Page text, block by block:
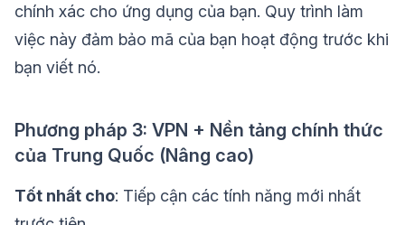
chính xác cho ứng dụng của bạn. Quy trình làm
việc này đảm bảo mã của bạn hoạt động trước khi
bạn viết nó.
Phương pháp 3: VPN + Nền tảng chính thức
của Trung Quốc (Nâng cao)
Tốt nhất cho: Tiếp cận các tính năng mới nhất